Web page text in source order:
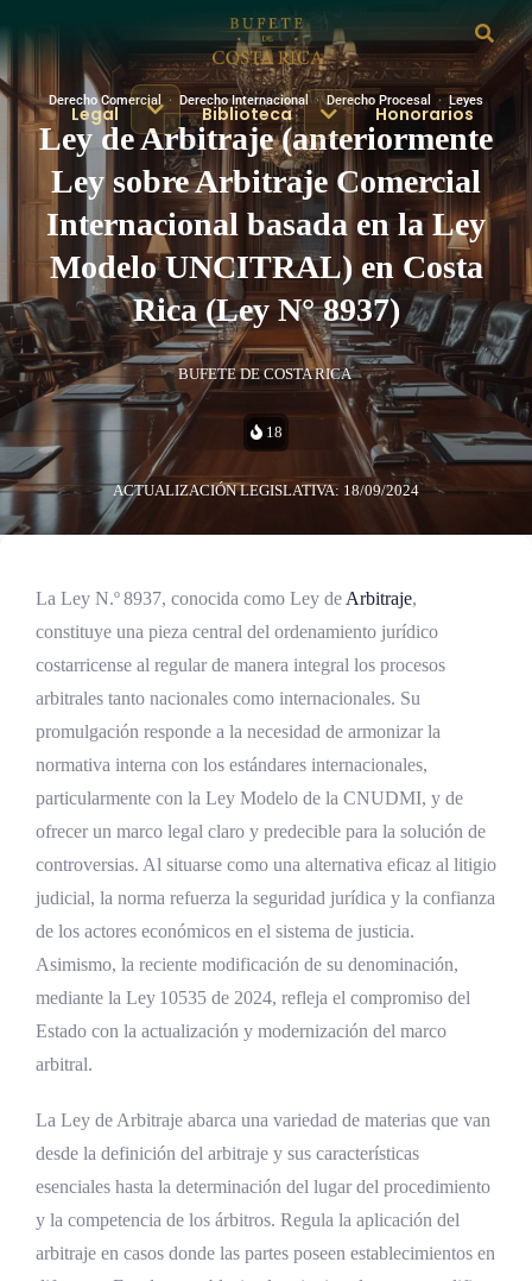
Legal Biblioteca Honorarios
Derecho Comercial· Derecho Internacional·Derecho Procesal ·Leyes
Ley de Arbitraje (anteriormente
Ley sobre Arbitraje Comercial
Internacional basada en la Ley
Modelo UNCITRAL) en Costa
Rica (Ley N° 8937)
BUFETE DE COSTA RICA
18
ACTUALIZACIÓN LEGISLATIVA: 18/09/2024
La Ley N.º 8937, conocida como Ley de Arbitraje,
constituye una pieza central del ordenamiento jurídico
costarricense al regular de manera integral los procesos
arbitrales tanto nacionales como internacionales. Su
promulgación responde a la necesidad de armonizar la
normativa interna con los estándares internacionales,
particularmente con la Ley Modelo de la CNUDMI, y de
ofrecer un marco legal claro y predecible para la solución de
controversias. Al situarse como una alternativa eficaz al litigio
judicial, la norma refuerza la seguridad jurídica y la confianza
de los actores económicos en el sistema de justicia.
Asimismo, la reciente modificación de su denominación,
mediante la Ley 10535 de 2024, refleja el compromiso del
Estado con la actualización y modernización del marco
arbitral.
La Ley de Arbitraje abarca una variedad de materias que van
desde la definición del arbitraje y sus características
esenciales hasta la determinación del lugar del procedimiento
y la competencia de los árbitros. Regula la aplicación del
arbitraje en casos donde las partes poseen establecimientos en